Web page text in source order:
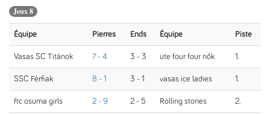
Jeux 8
Équipe Pierres Ends Équipe Piste
Vasas SC Titánok 7 - 4 3 - 3 ute four four nők 1.
SSC Férfiak 8 - 1 3 - 1 vasas ice ladies 1.
ftc osuma girls 2 - 9 2 - 5 Rolling stones 2.